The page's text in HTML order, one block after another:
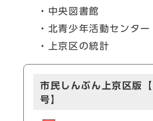
・中央図書館
・北青少年活動センター
・上京区の統計
市民しんぶん上京区版
号】